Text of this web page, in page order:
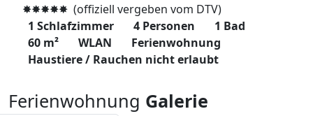
✸✸✸✸✸ (offiziell vergeben vom DTV)
1 Schlafzimmer
4 Personen
1 Bad
60 m²
WLAN
Ferienwohnung
Haustiere / Rauchen nicht erlaubt
Ferienwohnung Galerie